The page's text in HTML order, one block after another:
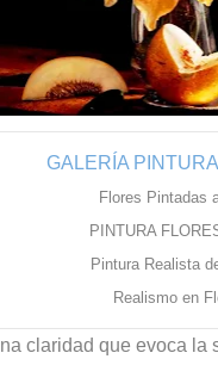
GALERÍA
Flores Pintadas
PINTURA
Pintura Realista
Realismo en
claridad que evoca